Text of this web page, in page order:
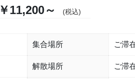
￥11,200～ (税込)
集合場所 ご滞
解散場所 ご滞